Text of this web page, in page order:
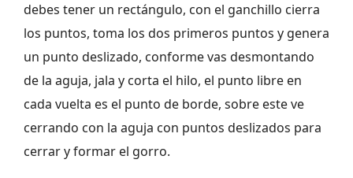
debes tener un rectángulo, con el ganchillo cierra
los puntos, toma los dos primeros puntos y genera
un punto deslizado, conforme vas desmontando
de la aguja, jala y corta el hilo, el punto libre en
cada vuelta es el punto de borde, sobre este ve
cerrando con la aguja con puntos deslizados para
cerrar y formar el gorro.